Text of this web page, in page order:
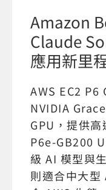
Amazon
Claude
應用新里
AWS EC2 P6
NVIDIA
GPU，提供
P6e-GB200
級 AI 模型與
則適合中大型